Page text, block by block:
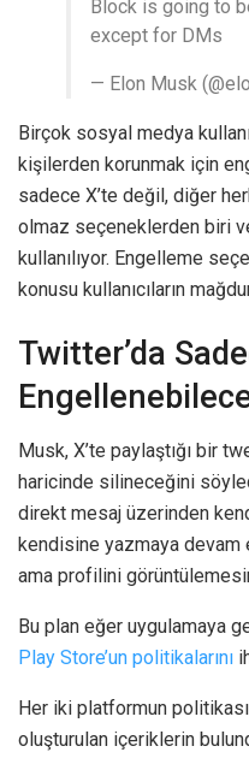
Block is going to
except for DMs
— Elon Musk
Birçok sosyal medya
kişilerden korunmak için
sadece X’te değil, diğer
olmaz seçeneklerden biri
kullanılıyor. Engelleme
konusu kullanıcıların
Twitter’da
Musk, X’te paylaştığı bir
haricinde silineceğini
direkt mesaj üzerinden
kendisine yazmaya
ama profilini
Bu plan eğer uygulamaya
Play Store’un politikalarını
Her iki platformun
oluşturulan içeriklerin